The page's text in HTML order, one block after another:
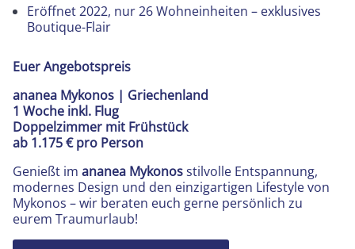
Eröffnet 2022, nur 26 Wohneinheiten – exklusives
Boutique-Flair
Euer Angebotspreis
ananea Mykonos | Griechenland
1 Woche inkl. Flug
Doppelzimmer mit Frühstück
ab 1.175 € pro Person
Genießt im ananea Mykonosstilvolle Entspannung,
modernes Design und den einzigartigen Lifestyle von
Mykonos – wir beraten euch gerne persönlich zu
eurem Traumurlaub!